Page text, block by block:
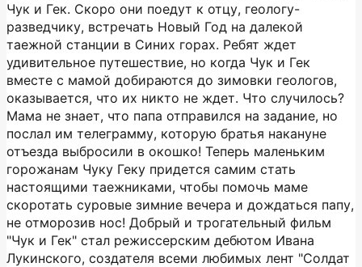
Чук и Гек. Скоро они поедут к отцу, геологу-
разведчику, встречать Новый Год на далекой
таежной станции в Синих горах. Ребят ждет
удивительное путешествие, но когда Чук и Гек
вместе с мамой добираются до зимовки геологов,
оказывается, что их никто не ждет. Что случилось?
Мама не знает, что папа отправился на задание, но
послал им телеграмму, которую братья накануне
отъезда выбросили в окошко! Теперь маленьким
горожанам Чуку Геку придется самим стать
настоящими таежниками, чтобы помочь маме
скоротать суровые зимние вечера и дождаться папу,
не отморозив нос! Добрый и трогательный фильм
"Чук и Гек" стал режиссерским дебютом Ивана
Лукинского, создателя всеми любимых лент "Солдат